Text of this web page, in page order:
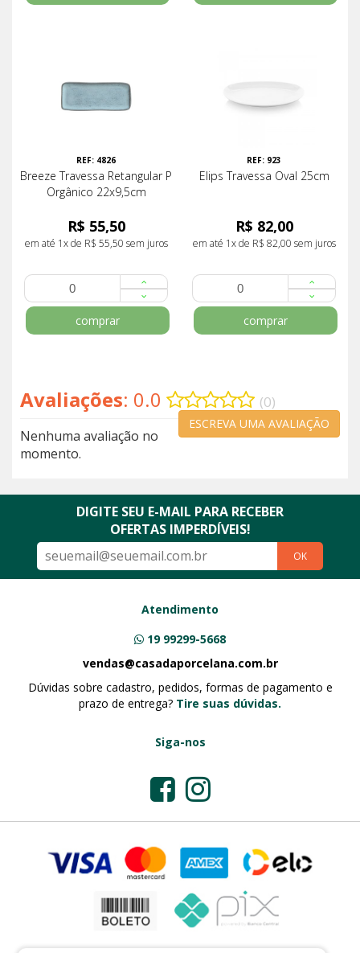
REF: 4826
Breeze Travessa Retangular P
Orgânico 22x9,5cm
R$ 55,50
em até 1x de R$ 55,50 sem juros
comprar
REF: 923
Elips Travessa Oval 25cm
R$ 82,00
em até 1x de R$ 82,00 sem juros
comprar
Avaliações: 0.0 (0)
ESCREVA UMA AVALIAÇÃO
Nenhuma avaliação no
momento.
DIGITE SEU E-MAIL PARA RECEBER
OFERTAS IMPERDÍVEIS!
OK
Atendimento
19 99299-5668
vendas@casadaporcelana.com.br
Dúvidas sobre cadastro, pedidos, formas de pagamento e
prazo de entrega? Tire suas dúvidas.
Siga-nos